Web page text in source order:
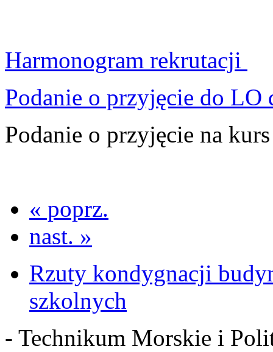
Harmonogram rekrutacji
Podanie o przyjęcie do LO
Podanie o przyjęcie na
« poprz.
nast. »
Rzuty kondygnacji
szkolnych
- Technikum Morskie i